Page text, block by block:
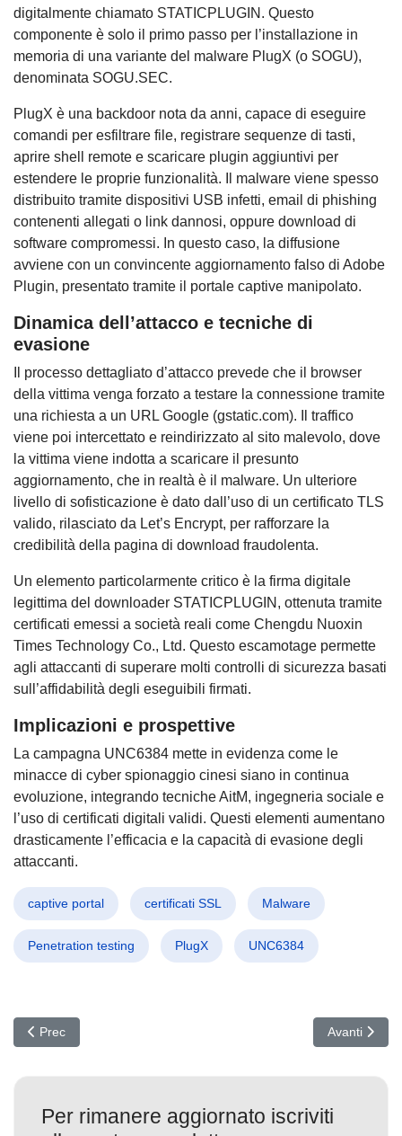
digitalmente chiamato STATICPLUGIN. Questo
componente è solo il primo passo per l’installazione in
memoria di una variante del malware PlugX (o SOGU),
denominata SOGU.SEC.
PlugX è una backdoor nota da anni, capace di eseguire
comandi per esfiltrare file, registrare sequenze di tasti,
aprire shell remote e scaricare plugin aggiuntivi per
estendere le proprie funzionalità. Il malware viene spesso
distribuito tramite dispositivi USB infetti, email di phishing
contenenti allegati o link dannosi, oppure download di
software compromessi. In questo caso, la diffusione
avviene con un convincente aggiornamento falso di Adobe
Plugin, presentato tramite il portale captive manipolato.
Dinamica dell’attacco e tecniche di
evasione
Il processo dettagliato d’attacco prevede che il browser
della vittima venga forzato a testare la connessione tramite
una richiesta a un URL Google (gstatic.com). Il traffico
viene poi intercettato e reindirizzato al sito malevolo, dove
la vittima viene indotta a scaricare il presunto
aggiornamento, che in realtà è il malware. Un ulteriore
livello di sofisticazione è dato dall’uso di un certificato TLS
valido, rilasciato da Let’s Encrypt, per rafforzare la
credibilità della pagina di download fraudolenta.
Un elemento particolarmente critico è la firma digitale
legittima del downloader STATICPLUGIN, ottenuta tramite
certificati emessi a società reali come Chengdu Nuoxin
Times Technology Co., Ltd. Questo escamotage permette
agli attaccanti di superare molti controlli di sicurezza basati
sull’affidabilità degli eseguibili firmati.
Implicazioni e prospettive
La campagna UNC6384 mette in evidenza come le
minacce di cyber spionaggio cinesi siano in continua
evoluzione, integrando tecniche AitM, ingegneria sociale e
l’uso di certificati digitali validi. Questi elementi aumentano
drasticamente l’efficacia e la capacità di evasione degli
attaccanti.
captive portal certificati SSL Malware
Penetration testing PlugX UNC6384
Articolo precedente: HOOK: Il nuovo trojan Android che blocca
Prec Articolo
Avanti
Per rimanere aggiornato iscriviti